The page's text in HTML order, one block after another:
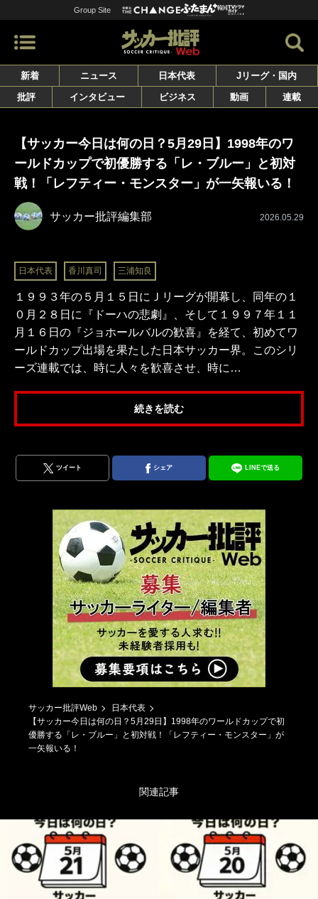
Group Site
新着 ニュース 日本代表
Jリーグ・国内
批評
インタビュー ビジネス 動画 連載
【サッカー今日は何の日？5月29日】1998年のワ
ールドカップで初優勝する「レ・ブルー」と初対
戦！「レフティー・モンスター」が一矢報いる！
サッカー批評編集部 2026.05.29
日本代表 香川真司 三浦知良
１９９３年の５月１５日にＪリーグが開幕し、同年の１
０月２８日に『ドーハの悲劇』、そして１９９７年１１
月１６日の『ジョホールバルの歓喜』を経て、初めてワ
ールドカップ出場を果たした日本サッカー界。このシリ
ーズ連載では、時に人々を歓喜させ、時に…
続きを読む
ツイート シェア LINEで送る
サッカー批評Web
日本代表
【サッカー今日は何の日？5月29日】1998年のワールドカップで初
優勝する「レ・ブルー」と初対戦！「レフティー・モンスター」が
一矢報いる！
関連記事